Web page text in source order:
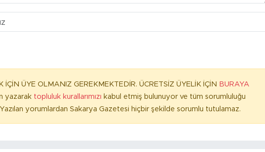
İÇİN ÜYE OLMANIZ GEREKMEKTEDİR. ÜCRETSİZ ÜYELİK İÇİN BURAYA
yazarak topluluk kurallarımızı kabul etmiş bulunuyor ve tüm sorumluluğu
yorumlardan Sakarya Gazetesi hiçbir şekilde sorumlu tutulamaz.